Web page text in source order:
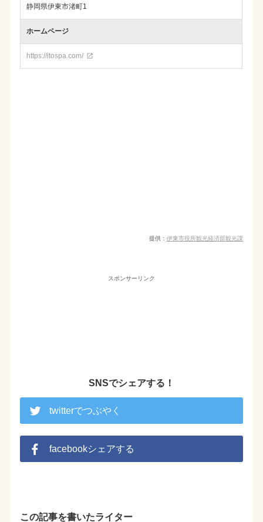
静岡県伊東市渚町1
ホームページ
https://itospa.com/ 
提供： 伊東市役所観光経済部観光課
スポンサーリンク
SNSでシェアする！
twitterでつぶやく
facebookシェアする
この記事を書いたライター